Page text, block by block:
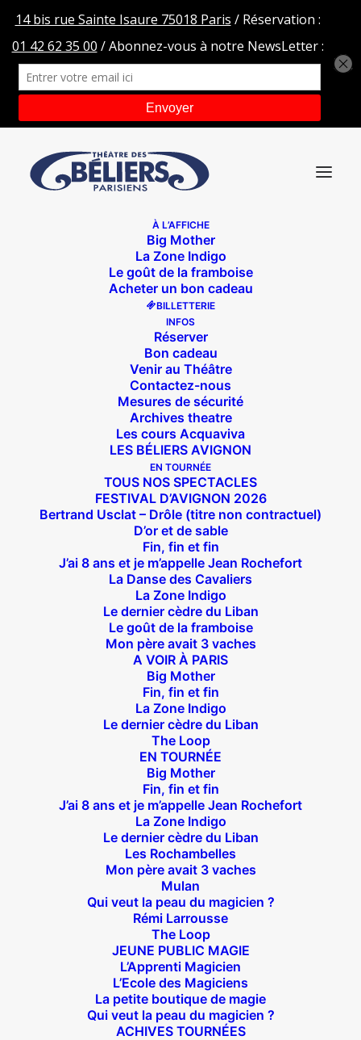
À L’AFFICHE
Big Mother
La Zone Indigo
Le goût de la framboise
Acheter un bon cadeau
BILLETTERIE
INFOS
Réserver
Bon cadeau
Venir au Théâtre
Contactez-nous
Mesures de sécurité
Archives theatre
Les cours Acquaviva
LES BÉLIERS AVIGNON
EN TOURNÉE
TOUS NOS SPECTACLES
FESTIVAL D’AVIGNON 2026
Bertrand Usclat – Drôle (titre non contractuel)
D’or et de sable
Fin, fin et fin
J’ai 8 ans et je m’appelle Jean Rochefort
La Danse des Cavaliers
La Zone Indigo
Le dernier cèdre du Liban
Le goût de la framboise
Mon père avait 3 vaches
A VOIR À PARIS
Big Mother
Fin, fin et fin
La Zone Indigo
Le dernier cèdre du Liban
The Loop
EN TOURNÉE
Big Mother
Fin, fin et fin
J’ai 8 ans et je m’appelle Jean Rochefort
La Zone Indigo
Le dernier cèdre du Liban
Les Rochambelles
Mon père avait 3 vaches
Mulan
Qui veut la peau du magicien ?
Rémi Larrousse
The Loop
JEUNE PUBLIC MAGIE
L’Apprenti Magicien
L’Ecole des Magiciens
La petite boutique de magie
Qui veut la peau du magicien ?
ACHIVES TOURNÉES
Zaï Zaï (Couleur)
ZAÏ ZAÏ ZAÏ ZAÏ Zaï Zaï (Couleur)
Suivez nous !
Théâtre des Béliers Parisiens
14 bis rue Sainte Isaure 75018 Paris
Joffrin / Simplon – Loc :
À l’affiche
Big Mother
La Zone Indigo